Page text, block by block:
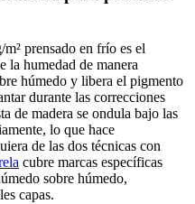
prensado en frío es el
la humedad de manera
húmedo y libera el pigmento
durante las correcciones
de madera se ondula bajo las
lo que hace
de las dos técnicas con
cubre marcas específicas
sobre húmedo,
capas.